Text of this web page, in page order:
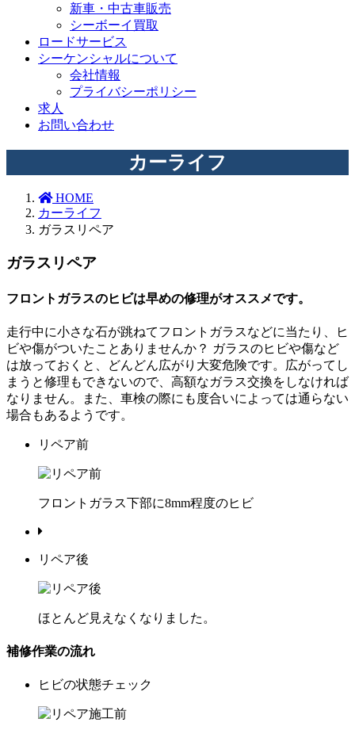
新車・中古車販売
シーボーイ買取
ロードサービス
シーケンシャルについて
会社情報
プライバシーポリシー
求人
お問い合わせ
カーライフ
HOME
カーライフ
ガラスリペア
ガラスリペア
フロントガラスのヒビは早めの修理がオススメです。
走行中に小さな石が跳ねてフロントガラスなどに当たり、ヒ
ビや傷がついたことありませんか？ ガラスのヒビや傷など
は放っておくと、どんどん広がり大変危険です。広がってし
まうと修理もできないので、高額なガラス交換をしなければ
なりません。また、車検の際にも度合いによっては通らない
場合もあるようです。
リペア前
フロントガラス下部に8mm程度のヒビ
リペア後
ほとんど見えなくなりました。
補修作業の流れ
ヒビの状態チェック